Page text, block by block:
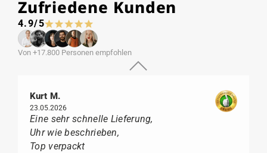
Zufriedene Kunden
4.9/5
Von +17.800 Personen empfohlen
Kurt M.
23.05.2026
Eine sehr schnelle Lieferung,
Uhr wie beschrieben,
Top verpackt